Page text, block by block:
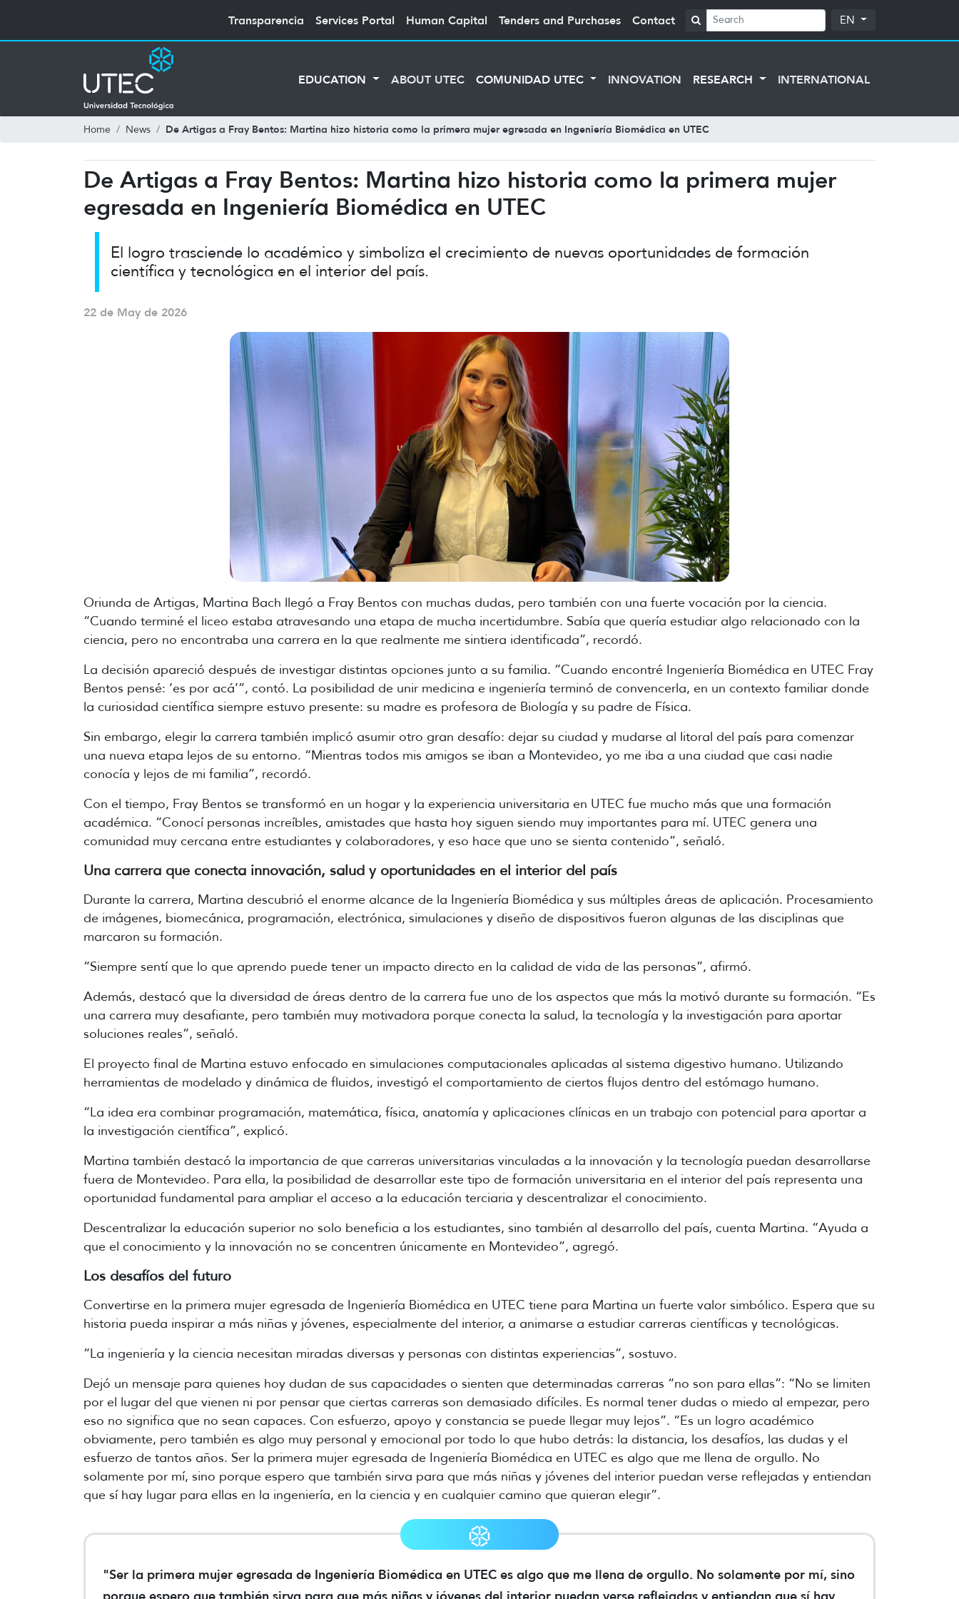
Transparencia Services Portal Human Capital Tenders and Purchases Contact EN
EDUCATION ABOUT UTEC COMUNIDAD UTEC INNOVATION RESEARCH INTERNATIONAL
Home News De Artigas a Fray Bentos: Martina hizo historia como la primera mujer egresada en Ingeniería Biomédica en UTEC
De Artigas a Fray Bentos: Martina hizo historia como la primera mujer
egresada en Ingeniería Biomédica en UTEC
El logro trasciende lo académico y simboliza el crecimiento de nuevas oportunidades de formación
científica y tecnológica en el interior del país.
22 de May de 2026
Oriunda de Artigas, Martina Bach llegó a Fray Bentos con muchas dudas, pero también con una fuerte vocación por la ciencia.
“Cuando terminé el liceo estaba atravesando una etapa de mucha incertidumbre. Sabía que quería estudiar algo relacionado con la
ciencia, pero no encontraba una carrera en la que realmente me sintiera identificada”, recordó.
La decisión apareció después de investigar distintas opciones junto a su familia. “Cuando encontré Ingeniería Biomédica en UTEC Fray
Bentos pensé: ‘es por acá’”, contó. La posibilidad de unir medicina e ingeniería terminó de convencerla, en un contexto familiar donde
la curiosidad científica siempre estuvo presente: su madre es profesora de Biología y su padre de Física.
Sin embargo, elegir la carrera también implicó asumir otro gran desafío: dejar su ciudad y mudarse al litoral del país para comenzar
una nueva etapa lejos de su entorno. “Mientras todos mis amigos se iban a Montevideo, yo me iba a una ciudad que casi nadie
conocía y lejos de mi familia”, recordó.
Con el tiempo, Fray Bentos se transformó en un hogar y la experiencia universitaria en UTEC fue mucho más que una formación
académica. “Conocí personas increíbles, amistades que hasta hoy siguen siendo muy importantes para mí. UTEC genera una
comunidad muy cercana entre estudiantes y colaboradores, y eso hace que uno se sienta contenido”, señaló.
Una carrera que conecta innovación, salud y oportunidades en el interior del país
Durante la carrera, Martina descubrió el enorme alcance de la Ingeniería Biomédica y sus múltiples áreas de aplicación. Procesamiento
de imágenes, biomecánica, programación, electrónica, simulaciones y diseño de dispositivos fueron algunas de las disciplinas que
marcaron su formación.
“Siempre sentí que lo que aprendo puede tener un impacto directo en la calidad de vida de las personas”, afirmó.
Además, destacó que la diversidad de áreas dentro de la carrera fue uno de los aspectos que más la motivó durante su formación. “Es
una carrera muy desafiante, pero también muy motivadora porque conecta la salud, la tecnología y la investigación para aportar
soluciones reales”, señaló.
El proyecto final de Martina estuvo enfocado en simulaciones computacionales aplicadas al sistema digestivo humano. Utilizando
herramientas de modelado y dinámica de fluidos, investigó el comportamiento de ciertos flujos dentro del estómago humano.
“La idea era combinar programación, matemática, física, anatomía y aplicaciones clínicas en un trabajo con potencial para aportar a
la investigación científica”, explicó.
Martina también destacó la importancia de que carreras universitarias vinculadas a la innovación y la tecnología puedan desarrollarse
fuera de Montevideo. Para ella, la posibilidad de desarrollar este tipo de formación universitaria en el interior del país representa una
oportunidad fundamental para ampliar el acceso a la educación terciaria y descentralizar el conocimiento.
Descentralizar la educación superior no solo beneficia a los estudiantes, sino también al desarrollo del país, cuenta Martina. “Ayuda a
que el conocimiento y la innovación no se concentren únicamente en Montevideo”, agregó.
Los desafíos del futuro
Convertirse en la primera mujer egresada de Ingeniería Biomédica en UTEC tiene para Martina un fuerte valor simbólico. Espera que su
historia pueda inspirar a más niñas y jóvenes, especialmente del interior, a animarse a estudiar carreras científicas y tecnológicas.
“La ingeniería y la ciencia necesitan miradas diversas y personas con distintas experiencias”, sostuvo.
Dejó un mensaje para quienes hoy dudan de sus capacidades o sienten que determinadas carreras “no son para ellas”: “No se limiten
por el lugar del que vienen ni por pensar que ciertas carreras son demasiado difíciles. Es normal tener dudas o miedo al empezar, pero
eso no significa que no sean capaces. Con esfuerzo, apoyo y constancia se puede llegar muy lejos”. “Es un logro académico
obviamente, pero también es algo muy personal y emocional por todo lo que hubo detrás: la distancia, los desafíos, las dudas y el
esfuerzo de tantos años. Ser la primera mujer egresada de Ingeniería Biomédica en UTEC es algo que me llena de orgullo. No
solamente por mí, sino porque espero que también sirva para que más niñas y jóvenes del interior puedan verse reflejadas y entiendan
que sí hay lugar para ellas en la ingeniería, en la ciencia y en cualquier camino que quieran elegir”.
"Ser la primera mujer egresada de Ingeniería Biomédica en UTEC es algo que me llena de orgullo. No solamente por mí, sino